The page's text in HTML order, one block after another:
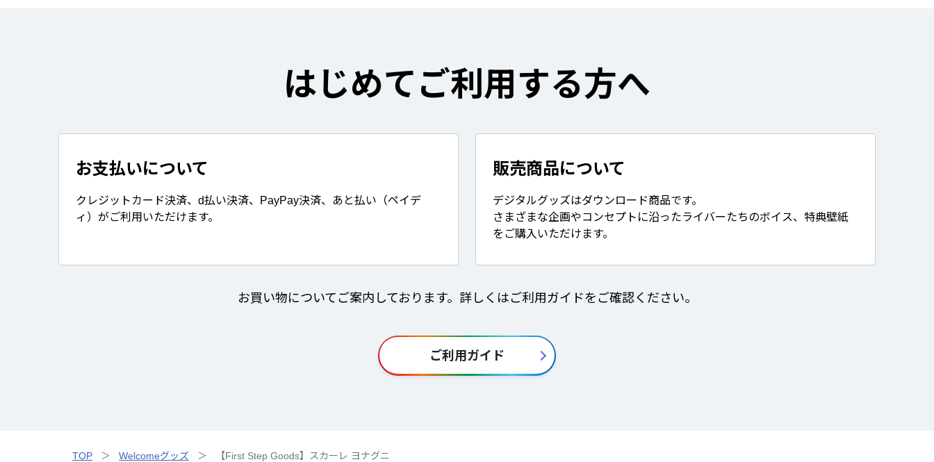
はじめてご利用する方へ
お支払いについて
クレジットカード決済、d払い決済、PayPay決済、あと払い（ペイデ
ィ）がご利用いただけます。
販売商品について
デジタルグッズはダウンロード商品です。
さまざまな企画やコンセプトに沿ったライバーたちのボイス、特典壁紙
をご購入いただけます。
お買い物についてご案内しております。詳しくはご利用ガイドをご確認ください。
ご利用ガイド
TOP Welcomeグッズ 【First Step Goods】スカーレ ヨナグニ